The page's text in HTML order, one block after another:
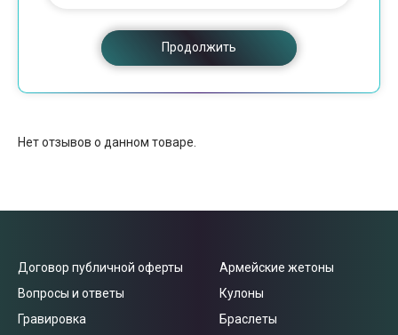
Продолжить
Нет отзывов о данном товаре.
Договор публичной оферты
Вопросы и ответы
Гравировка
Армейские жетоны
Кулоны
Браслеты